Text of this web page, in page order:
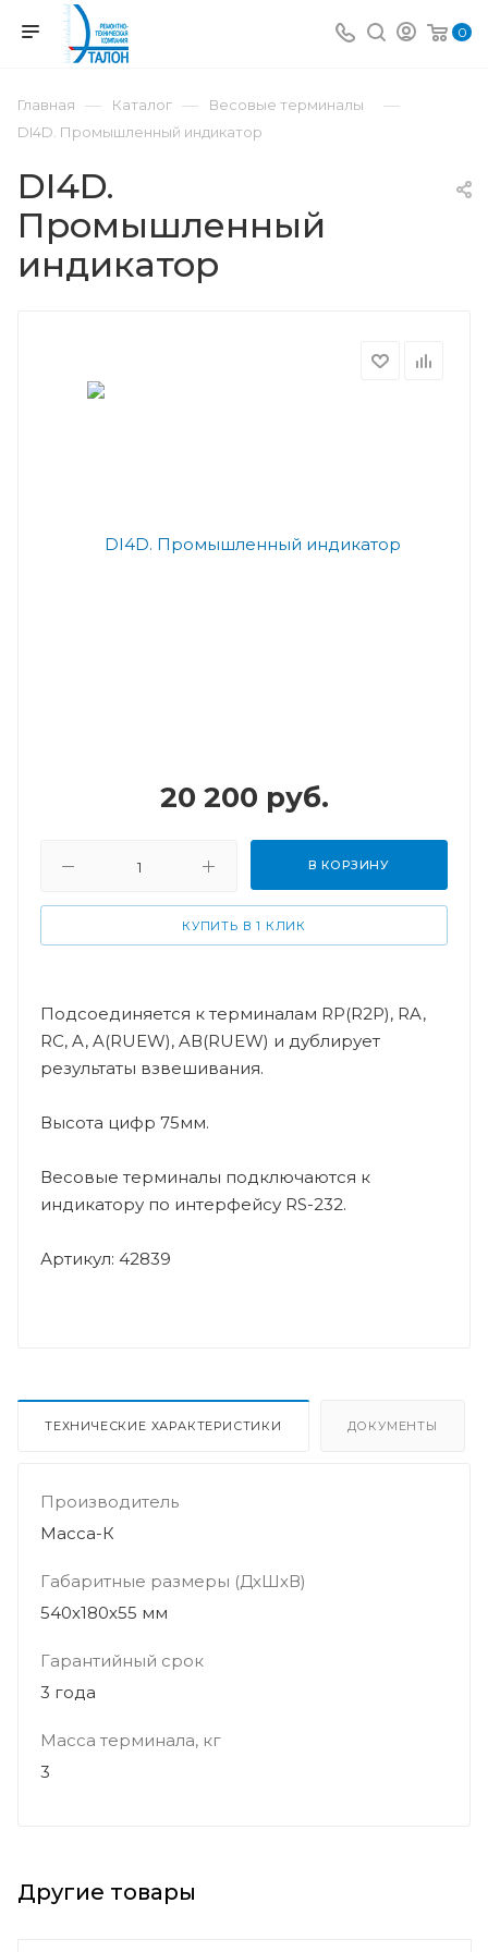
0
Главная — Каталог — Весовые терминалы —
DI4D. Промышленный индикатор
DI4D.
Промышленный
индикатор
20 200 руб.
В КОРЗИНУ
КУПИТЬ В 1 КЛИК
Подсоединяется к терминалам RP(R2P), RA,
RC, A, A(RUEW), AВ(RUEW) и дублирует
результаты взвешивания.
Высота цифр 75мм.
Весовые терминалы подключаются к
индикатору по интерфейсу RS-232.
Артикул: 42839
ТЕХНИЧЕСКИЕ ХАРАКТЕРИСТИКИ ДОКУМЕНТЫ
Производитель
Масса-К
Габаритные размеры (ДхШхВ)
540х180х55 мм
Гарантийный срок
3 года
Масса терминала, кг
3
Другие товары